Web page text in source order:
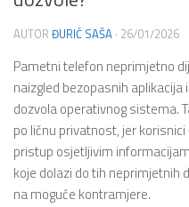
AUTOR ĐURIĆ SAŠA · 26/01/2026
Pametni telefon neprimjetno
naizgled bezopasnih
dozvola operativnog sistema.
po ličnu privatnost, jer
pristup osjetljivim
koje dolazi do tih neprimjetnih
na moguće kontramjere.